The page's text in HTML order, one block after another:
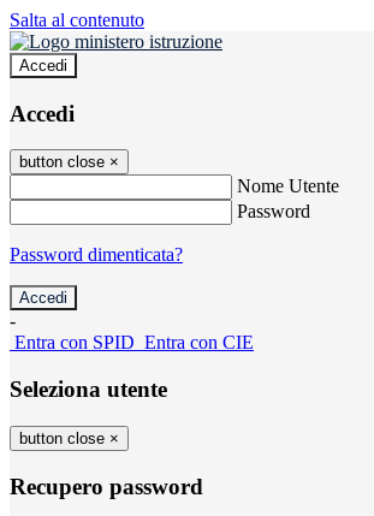
Salta al contenuto
Accedi
Accedi
button close ×
Nome Utente
Password
Password dimenticata?
-
Entra con SPID Entra con CIE
Seleziona utente
button close ×
Recupero password